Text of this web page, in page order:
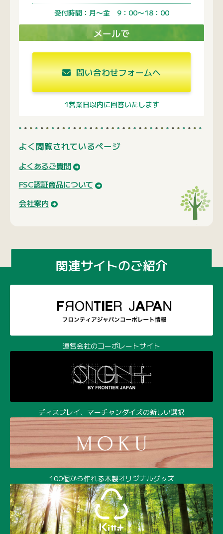
よく閲覧されているページ
よくあるご質問
FSC認証商品について
会社案内
ディスプレイ、マーチャンダイズの新しい選択
100個から作れる木製オリジナルグッズ
環境経営時代の樹脂成形サービス